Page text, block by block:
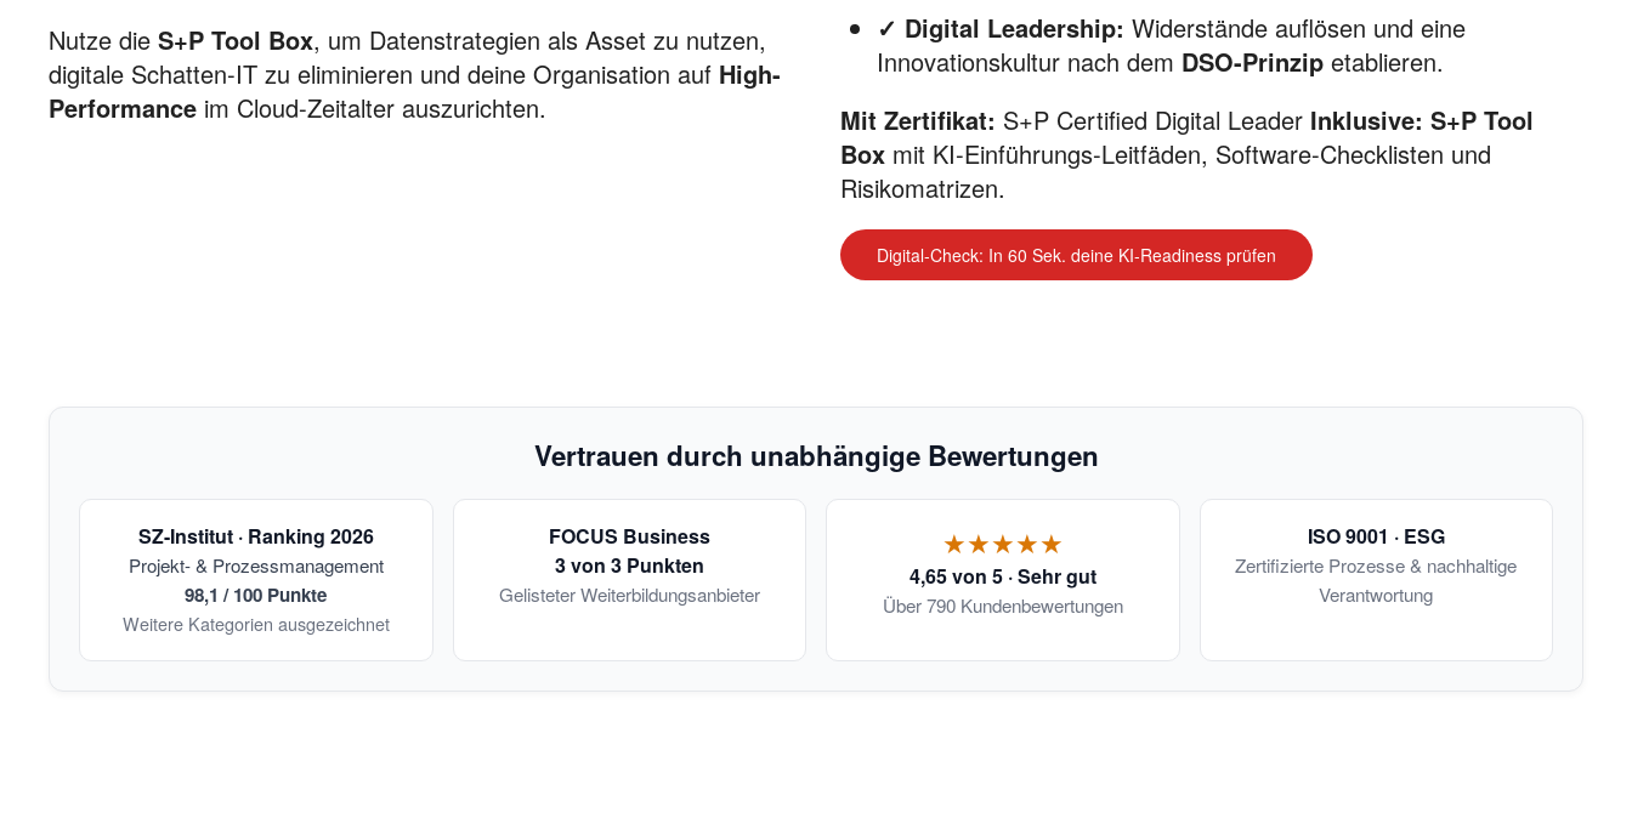
Nutze die S+P Tool Box, um Datenstrategien als Asset zu nutzen,
digitale Schatten-IT zu eliminieren und deine Organisation auf High-
Performance im Cloud-Zeitalter auszurichten.
✓ Digital Leadership: Widerstände auflösen und eine
Innovationskultur nach dem DSO-Prinzip etablieren.
Mit Zertifikat: S+P Certified Digital Leader Inklusive: S+P Tool
Box mit KI-Einführungs-Leitfäden, Software-Checklisten und
Risikomatrizen.
Digital-Check: In 60 Sek. deine KI-Readiness prüfen
Vertrauen durch unabhängige Bewertungen
SZ-Institut · Ranking 2026
Projekt- & Prozessmanagement
98,1 / 100 Punkte
Weitere Kategorien ausgezeichnet
FOCUS Business
3 von 3 Punkten
Gelisteter Weiterbildungsanbieter
★★★★★
4,65 von 5 · Sehr gut
Über 790 Kundenbewertungen
ISO 9001 · ESG
Zertifizierte Prozesse & nachhaltige
Verantwortung